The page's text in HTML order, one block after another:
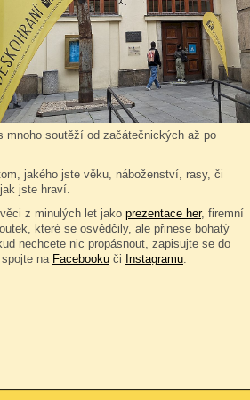
mnoho soutěží od začátečnických až po
jakého jste věku, náboženství, rasy, či
jste hraví.
z minulých let jako prezentace her, firemní
které se osvědčily, ale přinese bohatý
nechcete nic propásnout, zapisujte se do
na Facebooku či Instagramu.